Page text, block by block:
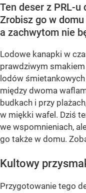
Ten deser z PRL-u
Zrobisz go w
a zachwytom nie
Lodowe kanapki w
prawdziwym smakiem
lodów
między dwoma
budkach i przy
w miękki wafel. Dziś
we wspomnieniach,
go także w domu.
Kultowy
Przygotowanie tego